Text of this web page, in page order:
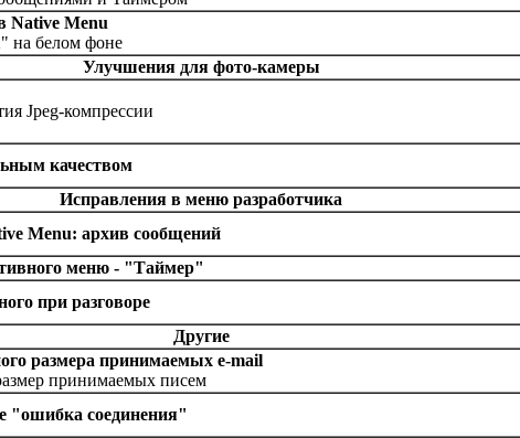
Native Menu
на белом фоне
Улучшения для фото-камеры
Jpеg-компрессии
качеством
Исправления в меню разработчика
Menu: архив сообщений
меню - "Таймер"
при разговоре
Другие
размера принимаемых е-mail
принимаемых писем
"ошибка соединения"